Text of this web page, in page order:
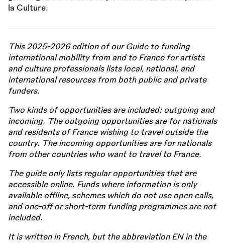
la Culture.
This 2025-2026 edition of our Guide to funding
international mobility from and to France for artists
and culture professionals lists local, national, and
international resources from both public and private
funders.
Two kinds of opportunities are included: outgoing and
incoming. The outgoing opportunities are for nationals
and residents of France wishing to travel outside the
country. The incoming opportunities are for nationals
from other countries who want to travel to France.
The guide only lists regular opportunities that are
accessible online. Funds where information is only
available offline, schemes which do not use open calls,
and one-off or short-term funding programmes are not
included.
It is written in French, but the abbreviation EN in the